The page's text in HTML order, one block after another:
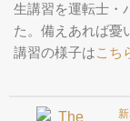
アクセス
生講習を運転士・
た。備えあれば憂
講習の様子はこち